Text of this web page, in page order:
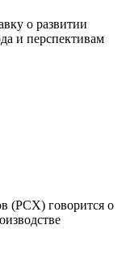
о развитии
и перспективам
(РСХ) говорится о